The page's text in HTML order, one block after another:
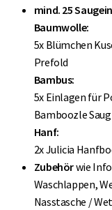
mind. 25
Baumwolle:
5x Blümchen
Prefold
Bambus:
5x Einlagen für
Bamboozle
Hanf:
2x Julicia
Zubehörwie
Waschlappen,
Nasstasche /